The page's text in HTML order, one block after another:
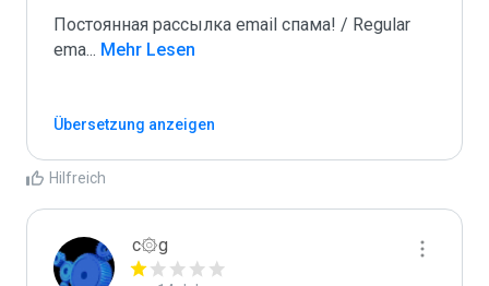
Постоянная рассылка email спама! / Regular
ema... Mehr Lesen
Übersetzung anzeigen
Hilfreich
c۞g